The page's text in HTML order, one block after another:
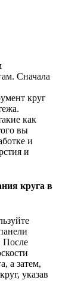
Сначала
круг
как
вы
и
и
круга в
После
а затем,
указав